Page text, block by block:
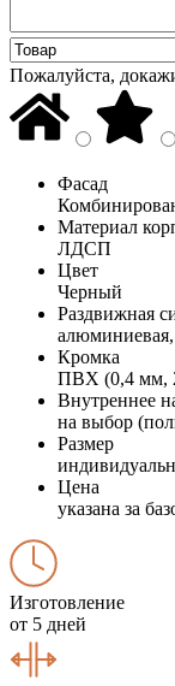
Пожалуйста,
Фасад
Материал
ЛДСП
Цвет
Черный
Раздвижная
Кромка
ПВХ (0,4 мм,
Внутреннее
на выбор
Размер
Цена
указана за
Изготовление
от 5 дней